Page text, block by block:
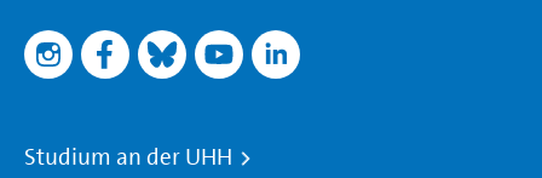
Studium an der UHH